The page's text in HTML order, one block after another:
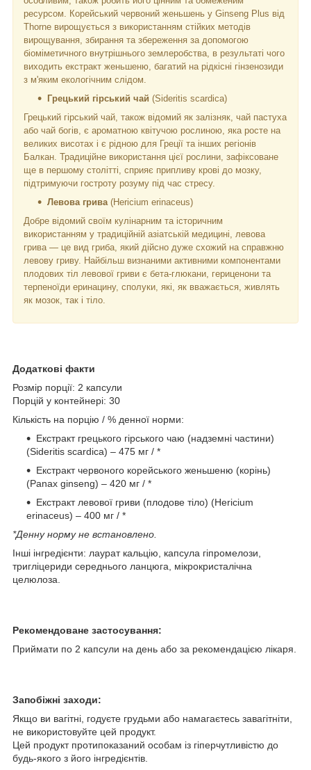
ресурсом. Корейський червоний женьшень у Ginseng Plus від
Thorne вирощується з використанням стійких методів
вирощування, збирання та збереження за допомогою
біоміметичного внутрішнього землеробства, в результаті чого
виходить екстракт женьшеню, багатий на рідкісні гінзенозиди
з м'яким екологічним слідом.
Грецький гірський чай (Sideritis scardica)
Грецький гірський чай, також відомий як залізняк, чай пастуха
або чай богів, є ароматною квітучою рослиною, яка росте на
великих висотах і є рідною для Греції та інших регіонів
Балкан. Традиційне використання цієї рослини, зафіксоване
ще в першому столітті, сприяє припливу крові до мозку,
підтримуючи гостроту розуму під час стресу.
Левова грива (Hericium erinaceus)
Добре відомий своїм кулінарним та історичним
використанням у традиційній азіатській медицині, левова
грива — це вид гриба, який дійсно дуже схожий на справжню
левову гриву. Найбільш визнаними активними компонентами
плодових тіл левової гриви є бета-глюкани, гериценони та
терпеноїди еринацину, сполуки, які, як вважається, живлять
як мозок, так і тіло.
Додаткові факти
Розмір порції: 2 капсули
Порцій у контейнері: 30
Кількість на порцію / % денної норми:
Екстракт грецького гірського чаю (надземні частини)
(Sideritis scardica) – 475 мг / *
Екстракт червоного корейського женьшеню (корінь)
(Panax ginseng) – 420 мг / *
Екстракт левової гриви (плодове тіло) (Hericium
erinaceus) – 400 мг / *
*Денну норму не встановлено.
Інші інгредієнти: лаурат кальцію, капсула гіпромелози,
тригліцериди середнього ланцюга, мікрокристалічна
целюлоза.
Рекомендоване застосування:
Приймати по 2 капсули на день або за рекомендацією лікаря.
Запобіжні заходи:
Якщо ви вагітні, годуєте грудьми або намагаєтесь завагітніти,
не використовуйте цей продукт.
Цей продукт протипоказаний особам із гіперчутливістю до
будь-якого з його інгредієнтів.